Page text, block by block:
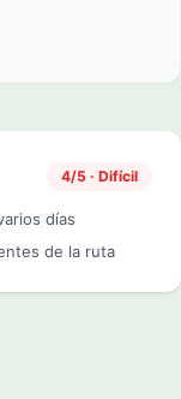
4/5 · Difícil
días
de la ruta